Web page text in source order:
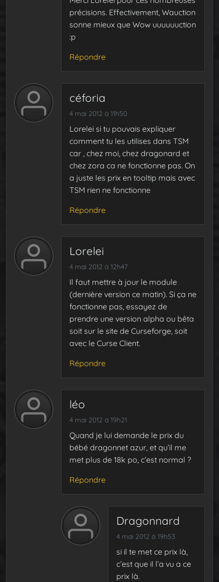
précisions. Effectivement, Wauction
sonne mieux que Wow uuuuuuction
:p
Répondre
céforia
4 mai 2012 à 11h50
Lorelei si tu pouvais expliquer
comment tu les utilises dans TSM
car , chez moi, chez dragonard et
chez zora ca ne fonctionne pas. On
a juste les prix en tooltip mais avec
TSM rien ne fonctionne
Répondre
Lorelei
4 mai 2012 à 12h47
Il faut mettre à jour le module
(dernière version ce matin). Si ça ne
fonctionne pas, essayez de
prendre une version alpha ou bêta
soit sur le site de Curseforge, soit
avec le Curse Client.
Répondre
léo
4 mai 2012 à 19h21
Quand je lui demande le prix du
bébé dragonnet azur, et qu’il me
met plus de 18k po, c’est normal ?
Répondre
Dragonnard
4 mai 2012 à 19h53
si il te met ce prix là,
c’est que il l’a vu a ce
prix là.